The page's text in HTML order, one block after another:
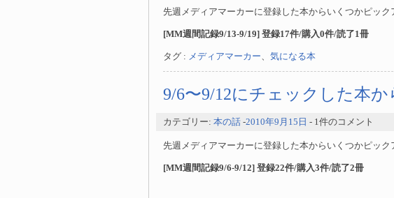
先週メディアマーカーに登録した本からいくつかピック
[MM週間記録9/13-9/19] 登録17件/購入0件/読了1冊
タグ : メディアマーカー、 気になる本
9/6〜9/12にチェックした本か
カテゴリー: 本の話 -2010年9月15日 - 1件のコメント
先週メディアマーカーに登録した本からいくつかピック
[MM週間記録9/6-9/12] 登録22件/購入3件/読了2冊